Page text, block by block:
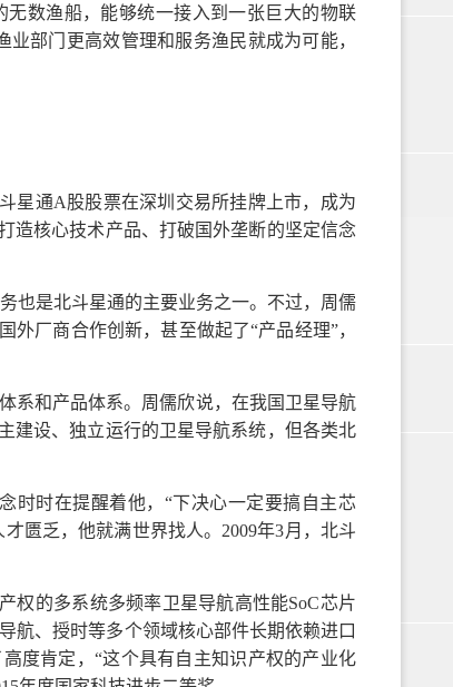
数渔船，能够统一接入到一张巨大的物联
部门更高效管理和服务渔民就成为可能，
星通A股股票在深圳交易所挂牌上市，成为
造核心技术产品、打破国外垄断的坚定信念
也是北斗星通的主要业务之一。不过，周儒
厂商合作创新，甚至做起了“产品经理”，
系和产品体系。周儒欣说，在我国卫星导航
建设、独立运行的卫星导航系统，但各类北
时时在提醒着他，“下决心一定要搞自主芯
匮乏，他就满世界找人。2009年3月，北斗
权的多系统多频率卫星导航高性能SoC芯片
航、授时等多个领域核心部件长期依赖进口
度肯定，“这个具有自主知识产权的产业化